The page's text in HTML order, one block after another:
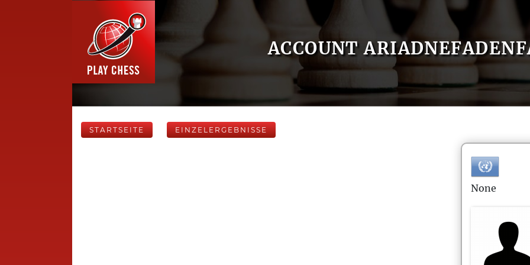
ACCOUNT
STARTSEITE EINZELERGEBNISSE
None